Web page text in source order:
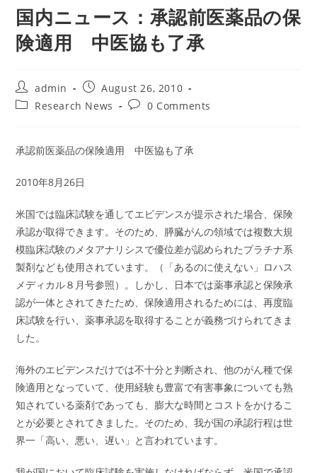
国内ニュース：承認前医薬品の保
険適用 中医協も了承
Post
author:
admin
Post
published:
August 26, 2010
PostResearch News
Post0 Comments
承認前医薬品の保険適用 中医協も了承
2010年8月26日
米国では臨床試験を通してエビデンスが提示された場合、保険
承認が取得できます。そのため、膵臓がんの領域では複数大規
模臨床試験のメタアナリシスで優位差が認められたプラチナ系
製剤なども使用されています。（「あるのに使えない」ロハス
メディカル８月号参照）。しかし、日本では薬事承認と保険承
認が一体とされてきたため、保険適用されるためには、再度臨
床試験を行い、薬事承認を取得することが義務づけられてきま
した。
海外のエビデンスだけでは不十分と判断され、他のがん種で保
険適用となっていて、使用経験も豊富で有害事象についても熟
知されている薬剤であっても、膨大な時間とコストをかけるこ
とが必要とされてきました。そのため、我が国の承認行程は世
界一「高い、悪い、遅い」と言われています。